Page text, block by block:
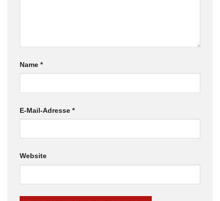
Name *
E-Mail-Adresse *
Website